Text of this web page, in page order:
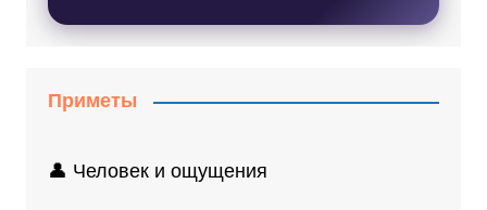
Приметы
👤 Человек и ощущения